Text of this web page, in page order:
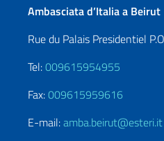
Ambasciata d’Italia a Beirut
Rue du Palais Presidentiel
Tel:009615954955
Fax:009615959616
E-mail:amba.beirut@esteri.it